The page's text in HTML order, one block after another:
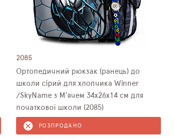
2085
Ортопедичний рюкзак (ранець) до
школи сірий для хлопчика Winner
/SkyName з М'ячем 34х26х14 см для
початкової школи (2085)
РОЗПРОДАНО